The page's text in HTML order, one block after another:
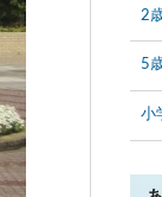
2
5
小